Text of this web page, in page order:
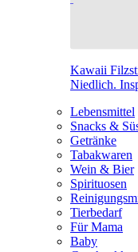
Kawaii
Niedlich.
Lebensmittel
Snacks &
Getränke
Tabakwaren
Wein & Bier
Spirituosen
Tierbedarf
Für Mama
Baby